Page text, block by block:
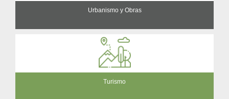
Urbanismo y Obras
Turismo